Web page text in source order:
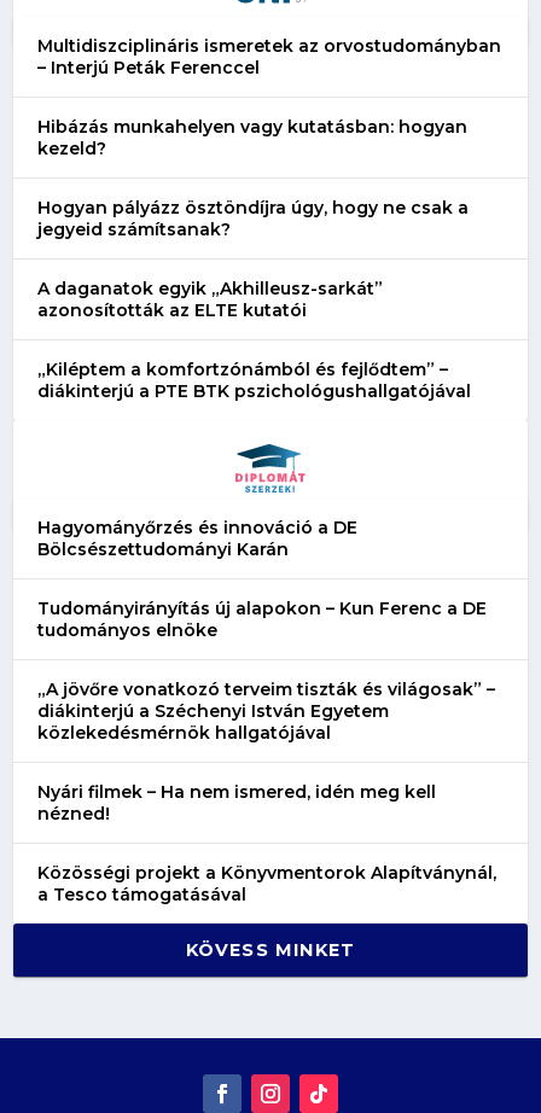
Multidiszciplináris ismeretek az orvostudományban
– Interjú Peták Ferenccel
Hibázás munkahelyen vagy kutatásban: hogyan
kezeld?
Hogyan pályázz ösztöndíjra úgy, hogy ne csak a
jegyeid számítsanak?
A daganatok egyik „Akhilleusz-sarkát”
azonosították az ELTE kutatói
„Kiléptem a komfortzónámból és fejlődtem” –
diákinterjú a PTE BTK pszichológushallgatójával
Hagyományőrzés és innováció a DE
Bölcsészettudományi Karán
Tudományirányítás új alapokon – Kun Ferenc a DE
tudományos elnöke
„A jövőre vonatkozó terveim tiszták és világosak” –
diákinterjú a Széchenyi István Egyetem
közlekedésmérnök hallgatójával
Nyári filmek – Ha nem ismered, idén meg kell
nézned!
Közösségi projekt a Könyvmentorok Alapítványnál,
a Tesco támogatásával
KÖVESS MINKET